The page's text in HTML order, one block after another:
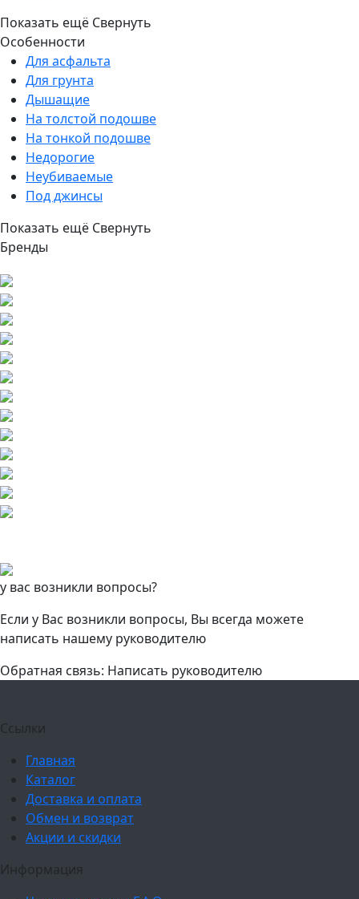
Показать ещё Свернуть
Особенности
Для асфальта
Для грунта
Дышащие
На толстой подошве
На тонкой подошве
Недорогие
Неубиваемые
Под джинсы
Показать ещё Свернуть
Бренды
у вас возникли вопросы?
Если у Вас возникли вопросы, Вы всегда можете
написать нашему руководителю
Обратная связь: Написать руководителю
Ссылки
Главная
Каталог
Доставка и оплата
Обмен и возврат
Акции и скидки
Информация